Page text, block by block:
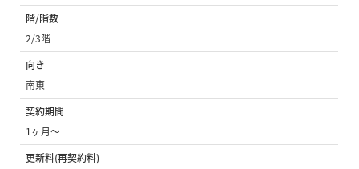
階/階数
2/3階
向き
南東
契約期間
1ヶ月〜
更新料(再契約料)